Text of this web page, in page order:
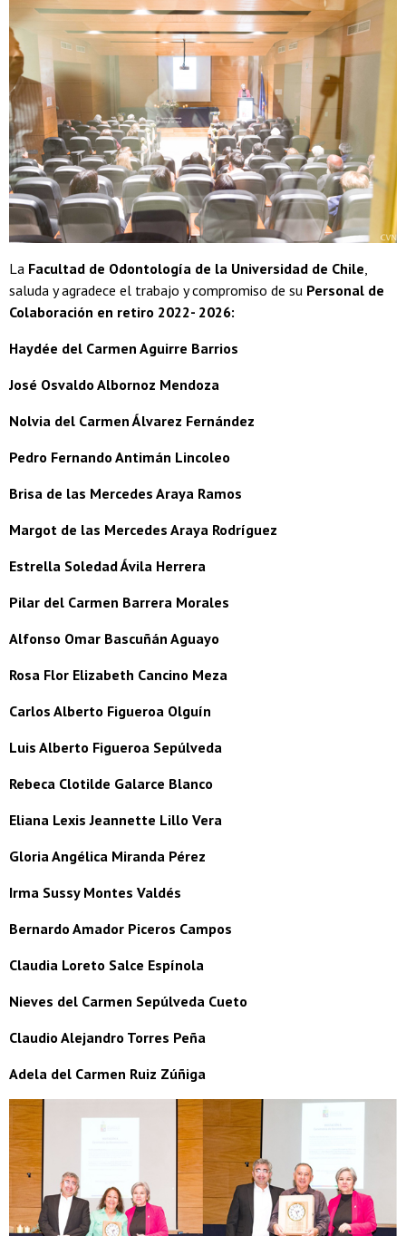
La Facultad de Odontología de la Universidad de Chile,
saluda y agradece el trabajo y compromiso de su Personal de
Colaboración en retiro 2022- 2026:
Haydée del Carmen Aguirre Barrios
José Osvaldo Albornoz Mendoza
Nolvia del Carmen Álvarez Fernández
Pedro Fernando Antimán Lincoleo
Brisa de las Mercedes Araya Ramos
Margot de las Mercedes Araya Rodríguez
Estrella Soledad Ávila Herrera
Pilar del Carmen Barrera Morales
Alfonso Omar Bascuñán Aguayo
Rosa Flor Elizabeth Cancino Meza
Carlos Alberto Figueroa Olguín
Luis Alberto Figueroa Sepúlveda
Rebeca Clotilde Galarce Blanco
Eliana Lexis Jeannette Lillo Vera
Gloria Angélica Miranda Pérez
Irma Sussy Montes Valdés
Bernardo Amador Piceros Campos
Claudia Loreto Salce Espínola
Nieves del Carmen Sepúlveda Cueto
Claudio Alejandro Torres Peña
Adela del Carmen Ruiz Zúñiga